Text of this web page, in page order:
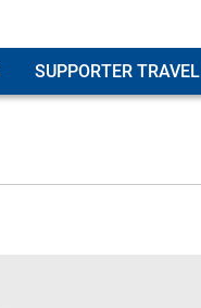
SUPPORTER TRAVEL